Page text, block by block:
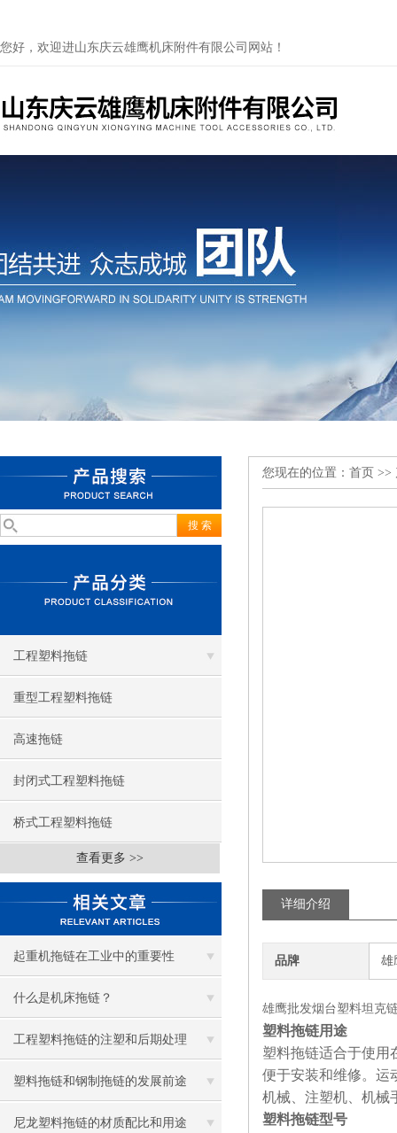
您好，欢迎进山东庆云雄鹰机床附件有限公司网站！
工程塑料拖链
重型工程塑料拖链
高速拖链
封闭式工程塑料拖链
桥式工程塑料拖链
查看更多 >>
起重机拖链在工业中的重要性
什么是机床拖链？
工程塑料拖链的注塑和后期处理
塑料拖链和钢制拖链的发展前途
尼龙塑料拖链的材质配比和用途
您现在的位置： 首页 >>
详细介绍
品牌 雄
雄鹰批发烟台塑料坦克
塑料拖链用途
塑料拖链适合于使用
便于安装和维修。运
机械、注塑机、机械
塑料拖链型号